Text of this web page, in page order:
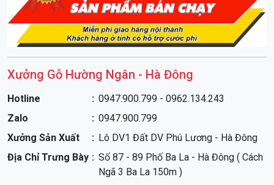
Xưởng Gỗ Hường Ngân - Hà Đông
Hotline
0947.900.799 - 0962.134.243
Zalo
0947.900.799
Xưởng Sản Xuất
Lô DV1 Đất DV Phú Lương - Hà Đông
Địa Chỉ Trưng Bày
Số 87 - 89 Phố Ba La - Hà Đông ( Cách
Ngã 3 Ba La 150m )